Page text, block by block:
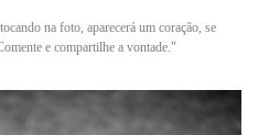
na foto, aparecerá um coração, se
e compartilhe a vontade."